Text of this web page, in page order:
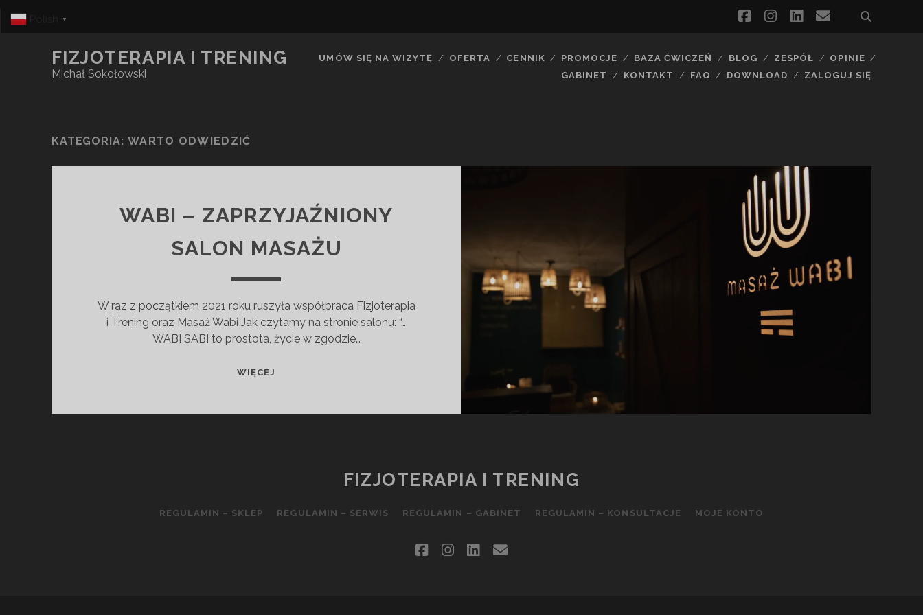
facebookinstagram
linkedinemail
FIZJOTERAPIA I TRENING
Michał Sokołowski
UMÓW SIĘ NA WIZYTĘ OFERTA CENNIK PROMOCJE BAZA ĆWICZEŃ BLOG ZESPÓŁ
OPINIE
GABINET
KONTAKT FAQ DOWNLOAD ZALOGUJ SIĘ
KATEGORIA:WARTO ODWIEDZIĆ
WABI – ZAPRZYJAŹNIONY
SALON MASAŻU
W raz z początkiem 2021 roku ruszyła współpraca Fizjoterapia
i Trening oraz Masaż Wabi Jak czytamy na stronie salonu: “…
WABI SABI to prostota, życie w zgodzie…
WIĘCEJ
FIZJOTERAPIA I TRENING
REGULAMIN – SKLEP REGULAMIN – SERWIS REGULAMIN – GABINET REGULAMIN – KONSULTACJE MOJE KONTO
facebookinstagram
linkedin
email
▼